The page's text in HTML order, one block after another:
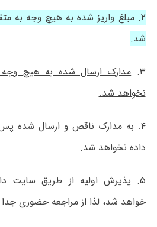
۲. مبلغ واریز شده به هیچ وجه به
شد.
۳. مدارک ارسال شده به هیچ
نخواهد شد.
۴. به مدارک ناقص و ارسال شده پس
داده نخواهد شد.
۵. پذیرش اولیه از طریق سایت
خواهد شد، لذا از مراجعه حضوری جدا